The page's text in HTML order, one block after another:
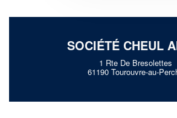
SOCIÉTÉ CHEUL
1 Rte De Bresolettes
61190 Tourouvre-au-